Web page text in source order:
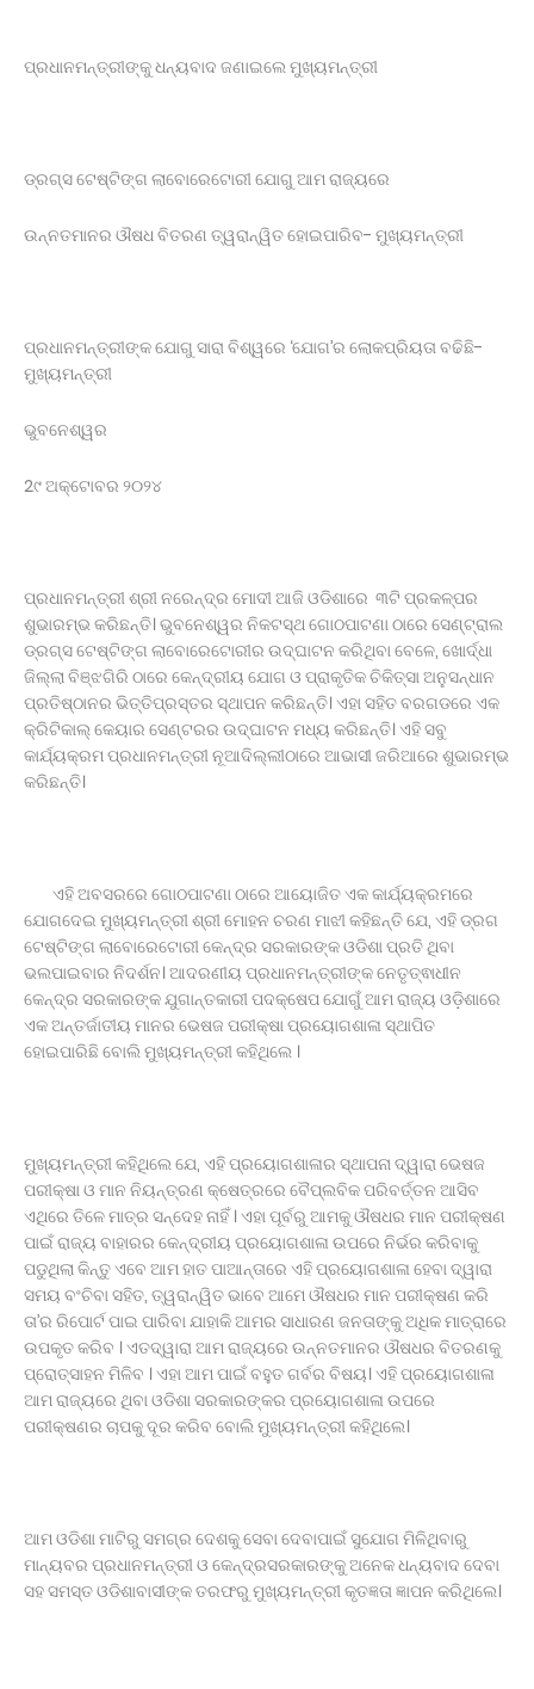
ପ୍ରଧାନମନ୍ତ୍ରୀଙ୍କୁ ଧନ୍ୟବାଦ ଜଣାଇଲେ ମୁଖ୍ୟମନ୍ତ୍ରୀ
ଡ୍ରଗ୍‌ସ ଟେଷ୍ଟିଙ୍ଗ ଲାବୋରେଟୋରୀ ଯୋଗୁ ଆମ ରାଜ୍ୟରେ
ଉନ୍ନତମାନର ଔଷଧ ବିତରଣ ତ୍ୱରାନ୍ୱିତ ହୋଇପାରିବ- ମୁଖ୍ୟମନ୍ତ୍ରୀ
ପ୍ରଧାନମନ୍ତ୍ରୀଙ୍କ ଯୋଗୁ ସାରା ବିଶ୍ୱରେ ‘ଯୋଗ’ର ଲୋକପ୍ରିୟତା ବଢିଛି-
ମୁଖ୍ୟମନ୍ତ୍ରୀ
ଭୁବନେଶ୍ୱର
2୯ ଅକ୍ଟୋବର ୨୦୨୪
ପ୍ରଧାନମନ୍ତ୍ରୀ ଶ୍ରୀ ନରେନ୍ଦ୍ର ମୋଦୀ ଆଜି ଓଡିଶାରେ ୩ଟି ପ୍ରକଳ୍ପର
ଶୁଭାରମ୍ଭ କରିଛନ୍ତି। ଭୁବନେଶ୍ୱର ନିକଟସ୍ଥ ଗୋଠପାଟଣା ଠାରେ ସେଣ୍ଟ୍ରାଲ
ଡ୍ରଗ୍‌ସ ଟେଷ୍ଟିଙ୍ଗ ଲାବୋରେଟୋରୀର ଉଦ୍‌ଘାଟନ କରିଥିବା ବେଳେ, ଖୋର୍ଦ୍ଧା
ଜିଲ୍ଲା ବିଞ୍ଝଗିରି ଠାରେ କେନ୍ଦ୍ରୀୟ ଯୋଗ ଓ ପ୍ରାକୃତିକ ଚିକିତ୍ସା ଅନୁସନ୍ଧାନ
ପ୍ରତିଷ୍ଠାନର ଭିତ୍ତିପ୍ରସ୍ତର ସ୍ଥାପନ କରିଛନ୍ତି। ଏହା ସହିତ ବରଗଡରେ ଏକ
କ୍ରିଟିକାଲ୍‌ କେୟାର ସେଣ୍ଟରର ଉଦ୍‌ଘାଟନ ମଧ୍ୟ କରିଛନ୍ତି। ଏହି ସବୁ
କାର୍ଯ୍ୟକ୍ରମ ପ୍ରଧାନମନ୍ତ୍ରୀ ନୂଆଦିଲ୍ଲୀଠାରେ ଆଭାସୀ ଜରିଆରେ ଶୁଭାରମ୍ଭ
କରିଛନ୍ତି।
ଏହି ଅବସରରେ ଗୋଠପାଟଣା ଠାରେ ଆୟୋଜିତ ଏକ କାର୍ଯ୍ୟକ୍ରମରେ
ଯୋଗଦେଇ ମୁଖ୍ୟମନ୍ତ୍ରୀ ଶ୍ରୀ ମୋହନ ଚରଣ ମାଝୀ କହିଛନ୍ତି ଯେ, ଏହି ଡ୍ରଗ
ଟେଷ୍ଟିଙ୍ଗ ଲାବୋରେଟୋରୀ କେନ୍ଦ୍ର ସରକାରଙ୍କ ଓଡିଶା ପ୍ରତି ଥିବା
ଭଲପାଇବାର ନିଦର୍ଶନ। ଆଦରଣୀୟ ପ୍ରଧାନମନ୍ତ୍ରୀଙ୍କ ନେତୃତ୍ଵାଧୀନ
କେନ୍ଦ୍ର ସରକାରଙ୍କ ଯୁଗାନ୍ତକାରୀ ପଦକ୍ଷେପ ଯୋଗୁଁ ଆମ ରାଜ୍ୟ ଓଡ଼ିଶାରେ
ଏକ ଅନ୍ତର୍ଜାତୀୟ ମାନର ଭେଷଜ ପରୀକ୍ଷା ପ୍ରୟୋଗଶାଳା ସ୍ଥାପିତ
ହୋଇପାରିଛି ବୋଲି ମୁଖ୍ୟମନ୍ତ୍ରୀ କହିଥିଲେ ।
ମୁଖ୍ୟମନ୍ତ୍ରୀ କହିଥିଲେ ଯେ, ଏହି ପ୍ରୟୋଗଶାଳାର ସ୍ଥାପନା ଦ୍ୱାରା ଭେଷଜ
ପରୀକ୍ଷା ଓ ମାନ ନିୟନ୍ତ୍ରଣ କ୍ଷେତ୍ରରେ ବୈପ୍ଲବିକ ପରିବର୍ତ୍ତନ ଆସିବ
ଏଥିରେ ତିଳେ ମାତ୍ର ସନ୍ଦେହ ନାହିଁ । ଏହା ପୂର୍ବରୁ ଆମକୁ ଔଷଧର ମାନ ପରୀକ୍ଷଣ
ପାଇଁ ରାଜ୍ୟ ବାହାରର କେନ୍ଦ୍ରୀୟ ପ୍ରୟୋଗଶାଳା ଉପରେ ନିର୍ଭର କରିବାକୁ
ପଡୁଥିଲା କିନ୍ତୁ ଏବେ ଆମ ହାତ ପାଆନ୍ତାରେ ଏହି ପ୍ରୟୋଗଶାଳା ହେବା ଦ୍ୱାରା
ସମୟ ବଂଚିବା ସହିତ, ତ୍ୱରାନ୍ୱିତ ଭାବେ ଆମେ ଔଷଧର ମାନ ପରୀକ୍ଷଣ କରି
ତା’ର ରିପୋର୍ଟ ପାଇ ପାରିବା ଯାହାକି ଆମର ସାଧାରଣ ଜନତାଙ୍କୁ ଅଧିକ ମାତ୍ରାରେ
ଉପକୃତ କରିବ । ଏତଦ୍ୱାରା ଆମ ରାଜ୍ୟରେ ଉନ୍ନତମାନର ଔଷଧର ବିତରଣକୁ
ପ୍ରୋତ୍ସାହନ ମିଳିବ । ଏହା ଆମ ପାଇଁ ବହୁତ ଗର୍ବର ବିଷୟ। ଏହି ପ୍ରୟୋଗଶାଳା
ଆମ ରାଜ୍ୟରେ ଥିବା ଓଡିଶା ସରକାରଙ୍କର ପ୍ରୟୋଗଶାଳା ଉପରେ
ପରୀକ୍ଷଣର ଚାପକୁ ଦୂର କରିବ ବୋଲି ମୁଖ୍ୟମନ୍ତ୍ରୀ କହିଥିଲେ।
ଆମ ଓଡିଶା ମାଟିରୁ ସମଗ୍ର ଦେଶକୁ ସେବା ଦେବାପାଇଁ ସୁଯୋଗ ମିଳିଥିବାରୁ
ମାନ୍ୟବର ପ୍ରଧାନମନ୍ତ୍ରୀ ଓ କେନ୍ଦ୍ରସରକାରଙ୍କୁ ଅନେକ ଧନ୍ୟବାଦ ଦେବା
ସହ ସମସ୍ତ ଓଡିଶାବାସୀଙ୍କ ତରଫରୁ ମୁଖ୍ୟମନ୍ତ୍ରୀ କୃତଜ୍ଞତା ଜ୍ଞାପନ କରିଥିଲେ।